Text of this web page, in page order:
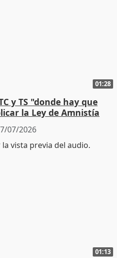
01:28
y TS "donde hay que
la Ley de Amnistía
07/2026
01:13